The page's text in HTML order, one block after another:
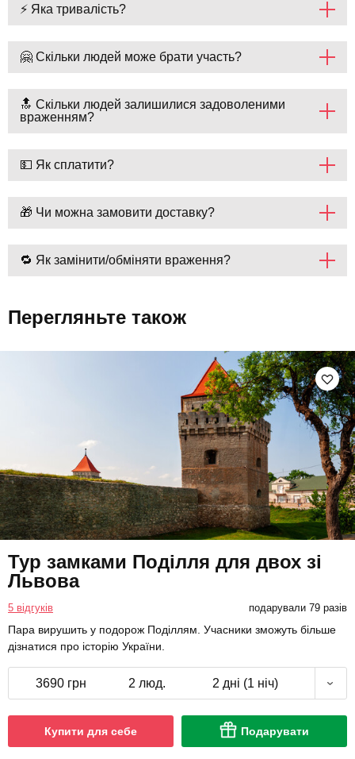
⚡ Яка тривалість?
🤗 Скільки людей може брати участь?
🔝 Скільки людей залишилися задоволеними
враженням?
💵 Як сплатити?
🎁 Чи можна замовити доставку?
🔁 Як замінити/обміняти враження?
Перегляньте також
Тур замками Поділля для двох зі
Львова
5 відгуків подарували 79 разів
Пара вирушить у подорож Поділлям. Учасники зможуть більше
дізнатися про історію України.
3690 грн 2 люд. 2 дні (1 ніч)
Купити для себе Подарувати